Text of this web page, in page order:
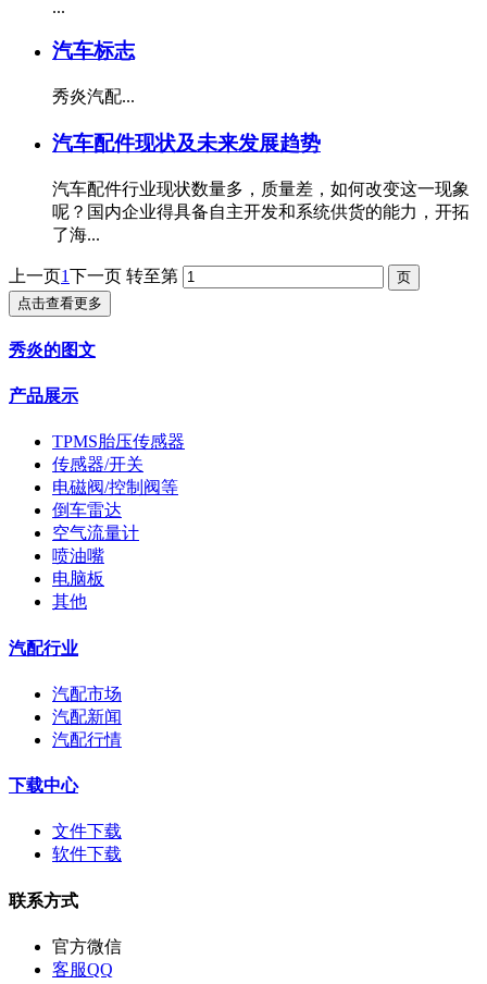
...
汽车标志
秀炎汽配...
汽车配件现状及未来发展趋势
汽车配件行业现状数量多，质量差，如何改变这一现象
呢？国内企业得具备自主开发和系统供货的能力，开拓
了海...
上一页1下一页 转至第
点击查看更多
秀炎的图文
产品展示
TPMS胎压传感器
传感器/开关
电磁阀/控制阀等
倒车雷达
空气流量计
喷油嘴
电脑板
其他
汽配行业
汽配市场
汽配新闻
汽配行情
下载中心
文件下载
软件下载
联系方式
官方微信
客服QQ